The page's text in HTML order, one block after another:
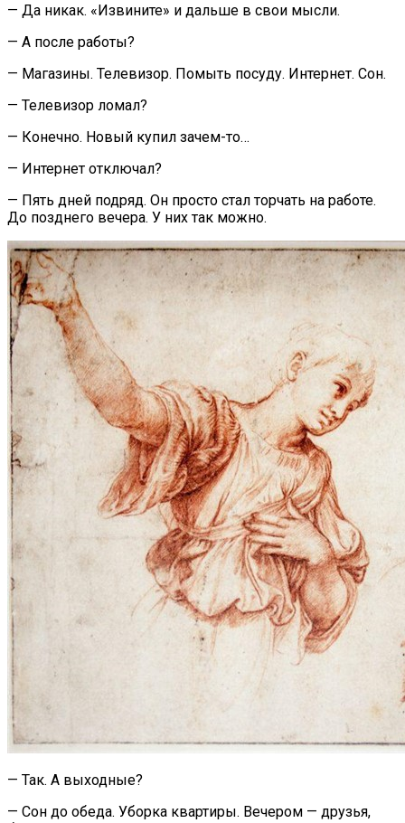
— Да никак. «Извините» и дальше в свои мысли.
— А после работы?
— Магазины. Телевизор. Помыть посуду. Интернет. Сон.
— Телевизор ломал?
— Конечно. Новый купил зачем-то…
— Интернет отключал?
— Пять дней подряд. Он просто стал торчать на работе.
До позднего вечера. У них так можно.
— Так. А выходные?
— Сон до обеда. Уборка квартиры. Вечером — друзья,